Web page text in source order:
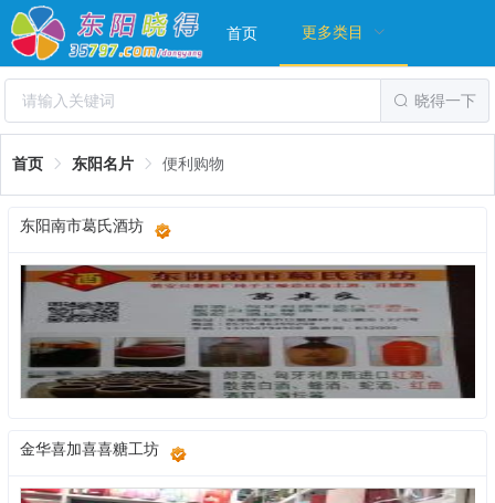
首页 更多类目
晓得一下
首页 东阳名片 便利购物
东阳南市葛氏酒坊
金华喜加喜喜糖工坊